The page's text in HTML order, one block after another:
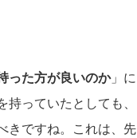
った方が良いのか」に
っていたとしても、
きですね。これは、先